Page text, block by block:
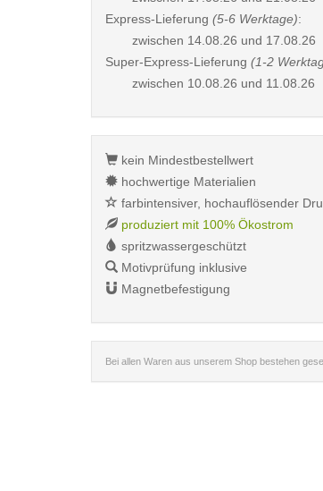
Express-Lieferung (5-6 Werktage):
zwischen 14.08.26 und 17.08.26
Super-Express-Lieferung (1-2
zwischen 10.08.26 und 11.08.26
kein Mindestbestellwert
hochwertige Materialien
farbintensiver, hochauflösender
produziert mit 100% Ökostrom
spritzwassergeschützt
Motivprüfung inklusive
Magnetbefestigung
Bei allen Waren aus unserem Shop bestehen